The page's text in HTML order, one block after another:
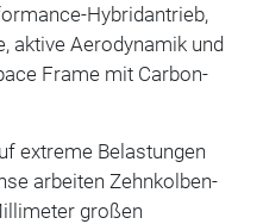
Hybridantrieb,
aktive Aerodynamik und
Frame mit Carbon-
extreme Belastungen
arbeiten Zehnkolben-
großen